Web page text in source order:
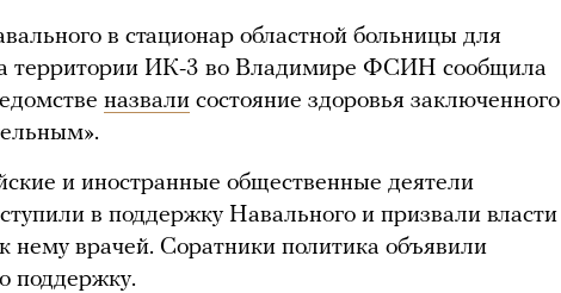
в стационар областной больницы для
территории ИК-3 во Владимире ФСИН сообщила
назвали состояние здоровья заключенного
и иностранные общественные деятели
в поддержку Навального и призвали власти
нему врачей. Соратники политика объявили
поддержку.